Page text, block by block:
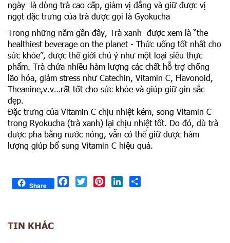
ngày là dòng trà cao cấp, giảm vị đắng và giữ được vị
ngọt đặc trưng của trà được gọi là Gyokucha
Trong những năm gần đây, Trà xanh được xem là “the
healthiest beverage on the planet - Thức uống tốt nhất cho
sức khỏe”, được thế giới chú ý như một loại siêu thực
phẩm. Trà chứa nhiều hàm lượng các chất hỗ trợ chống
lão hóa, giảm stress như Catechin, Vitamin C, Flavonoid,
Theanine,v.v…rất tốt cho sức khỏe và giúp giữ gìn sắc
đẹp.
Đặc trưng của Vitamin C chịu nhiệt kém, song Vitamin C
trong Ryokucha (trà xanh) lại chịu nhiệt tốt. Do đó, dù trà
được pha bằng nước nóng, vẫn có thể giữ được hàm
lượng giúp bổ sung Vitamin C hiệu quả.
Share Facebook
TwitterPinterestLinkedIn
TIN KHÁC